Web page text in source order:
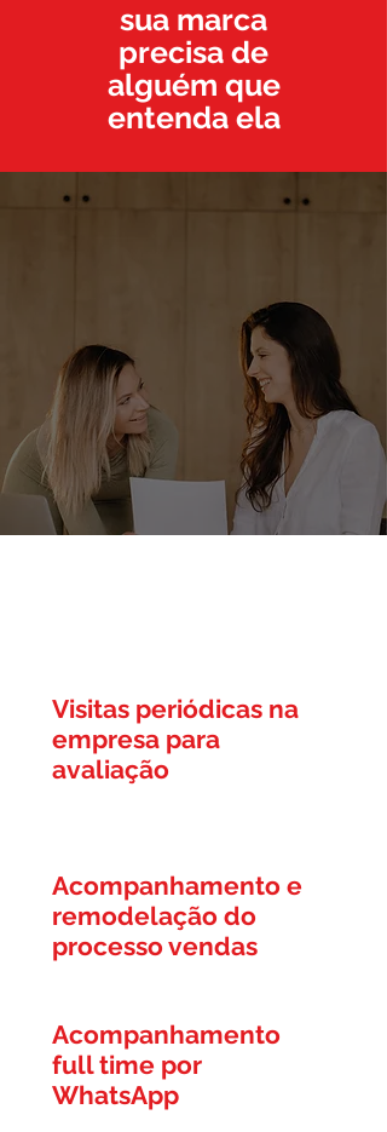
sua marca
precisa de
alguém que
entenda ela
Visitas periódicas na
empresa para
avaliação
Acompanhamento e
remodelação do
processo vendas
Acompanhamento
full time por
WhatsApp